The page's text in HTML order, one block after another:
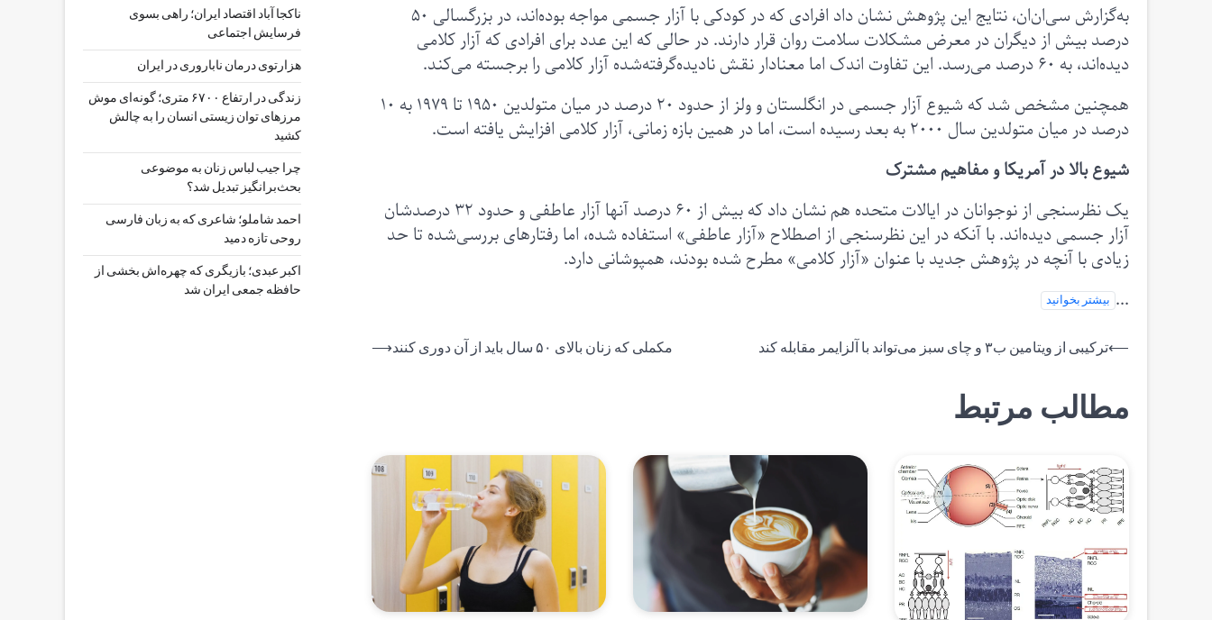
‌به‌گزارش سی‌ان‌ان، نتایج این پژوهش نشان داد افرادی که در کودکی با آزار جسمی مواجه بوده‌‌اند، در بزرگسالی ۵۰
درصد بیش از دیگران در معرض مشکلات سلامت روان قرار دارند. در حالی که این عدد برای افرادی که آزار کلامی
دیده‌اند، به ۶۰ درصد می‌رسد. این تفاوت اندک اما معنادار نقش نادیده‌گرفته‌شده آزار کلامی را برجسته می‌کند.
همچنین مشخص شد که شیوع آزار جسمی در انگلستان و ولز از حدود ۲۰ درصد در میان متولدین ۱۹۵۰ تا ۱۹۷۹ به ۱۰
درصد در میان متولدین سال ۲۰۰۰ به بعد رسیده است، اما در همین بازه زمانی، آزار کلامی افزایش یافته است.
شیوع بالا در آمریکا و مفاهیم مشترک
یک نظرسنجی از نوجوانان در ایالات متحده هم نشان داد که بیش از ۶۰ درصد آنها آزار عاطفی و حدود ۳۲ درصدشان
آزار جسمی دیده‌اند. با آنکه در این نظرسنجی از اصطلاح «آزار عاطفی» استفاده شده، اما رفتارهای بررسی‌شده تا حد
زیادی با آنچه در پژوهش جدید با عنوان «آزار کلامی» مطرح شده بودند، همپوشانی دارد.
...
بیشتر بخوانید
راهبری
⟵ترکیبی از ویتامین ب۳ و چای سبز می‌تواند با آلزایمر مقابله کند مکملی که زنان بالای ۵۰ سال باید از آن دوری کنند ⟶
مطالب مرتبط
ناکجا آباد اقتصاد ایران؛ راهی بسوی
فرسایش اجتماعی
هزارتوی درمان ناباروری در ایران
زندگی در ارتفاع ۶۷۰۰ متری؛ گونه‌ای موش
مرزهای توان زیستی انسان را به چالش
کشید
چرا جیب‌ لباس زنان به موضوعی
بحث‌برانگیز تبدیل شد؟
احمد شاملو؛ شاعری که به زبان فارسی
روحی تازه دمید
اکبر عبدی؛ بازیگری که چهره‌اش بخشی از
حافظه جمعی ایران شد